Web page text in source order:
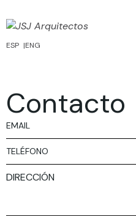
ESP ENG
Contacto
EMAIL
TELÉFONO
DIRECCIÓN